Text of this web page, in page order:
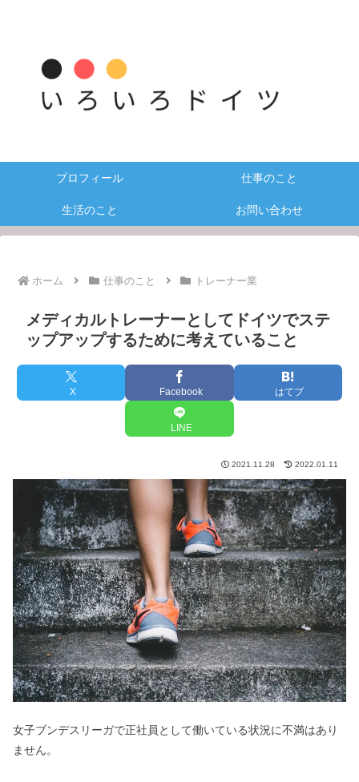
プロフィール 仕事のこと
生活のこと お問い合わせ
ホーム 仕事のこと トレーナー業
メディカルトレーナーとしてドイツでステ
ップアップするために考えていること
X Facebook はてブ
LINE
2021.11.28 2022.01.11
女子ブンデスリーガで正社員として働いている状況に不満はあり
ません。